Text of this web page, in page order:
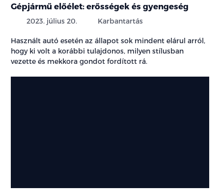
Gépjármű előélet: erősségek és gyengeség
2023. július 20. Karbantartás
Használt autó esetén az állapot sok mindent elárul arról,
hogy ki volt a korábbi tulajdonos, milyen stílusban
vezette és mekkora gondot fordított rá.